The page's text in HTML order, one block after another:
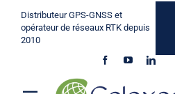
Passer
contenu
Distributeur GPS-GNSS et
opérateur de réseaux RTK depuis
2010